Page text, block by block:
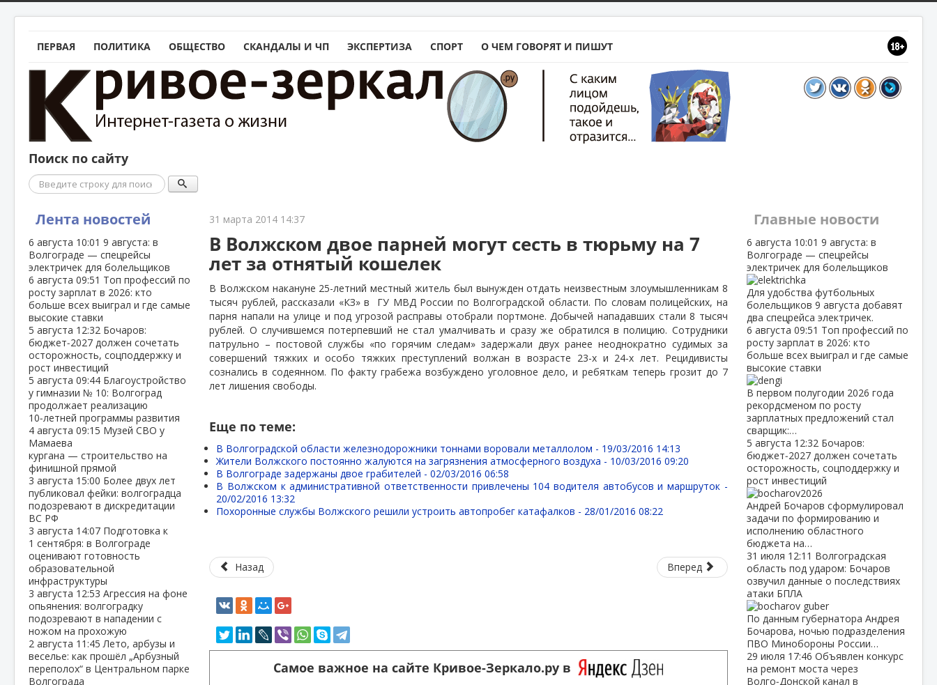
ПЕРВАЯ ПОЛИТИКА ОБЩЕСТВО СКАНДАЛЫ И ЧП ЭКСПЕРТИЗА СПОРТ О ЧЕМ ГОВОРЯТ И ПИШУТ
Поиск по сайту
Поиск
Лента новостей
6 августа 10:01 9 августа: в
Волгограде — спецрейсы
электричек для болельщиков
6 августа 09:51 Топ профессий по
росту зарплат в 2026: кто
больше всех выиграл и где самые
высокие ставки
5 августа 12:32 Бочаров:
бюджет‑2027 должен сочетать
осторожность, соцподдержку и
рост инвестиций
5 августа 09:44 Благоустройство
у гимназии № 10: Волгоград
продолжает реализацию
10‑летней программы развития
4 августа 09:15 Музей СВО у
Мамаева
кургана — строительство на
финишной прямой
3 августа 15:00 Более двух лет
публиковал фейки: волгоградца
подозревают в дискредитации
ВС РФ
3 августа 14:07 Подготовка к
1 сентября: в Волгограде
оценивают готовность
образовательной
инфраструктуры
3 августа 12:53 Агрессия на фоне
опьянения: волгоградку
подозревают в нападении с
ножом на прохожую
2 августа 11:45Лето, арбузы и
веселье: как прошёл „Арбузный
переполох“ в Центральном парке
Волгограда
31 марта 2014 14:37
В Волжском двое парней могут сесть в тюрьму на 7
лет за отнятый кошелек
В Волжском накануне 25-летний местный житель был вынужден отдать неизвестным злоумышленникам 8
тысяч рублей, рассказали «КЗ» в
ГУ МВД России по Волгоградской области. По словам полицейских, на
парня напали на улице и под угрозой расправы отобрали портмоне. Добычей нападавших стали 8 тысяч
рублей. О случившемся потерпевший не стал умалчивать и сразу же обратился в полицию. Сотрудники
патрульно – постовой службы «по горячим следам» задержали двух ранее неоднократно судимых за
совершений тяжких и особо тяжких преступлений волжан в возрасте 23-х и 24-х лет. Рецидивисты
сознались в содеянном. По факту грабежа возбуждено уголовное дело, и ребяткам теперь грозит до 7
лет лишения свободы.
Еще по теме:
В Волгоградской области железнодорожники тоннами воровали металлолом - 19/03/2016 14:13
Жители Волжского постоянно жалуются на загрязнения атмосферного воздуха - 10/03/2016 09:20
В Волгограде задержаны двое грабителей -02/03/2016 06:58
В Волжском к административной ответственности привлечены 104 водителя автобусов и маршруток -
20/02/2016 13:32
Похоронные службы Волжского решили устроить автопробег катафалков - 28/01/2016 08:22
Назад Вперед
Самое важное на сайте Кривое-Зеркало.ру в
Главные новости
6 августа 10:01 9 августа: в
Волгограде — спецрейсы
электричек для болельщиков
Для удобства футбольных
болельщиков 9 августа добавят
два спецрейса электричек.
6 августа 09:51 Топ профессий по
росту зарплат в 2026: кто
больше всех выиграл и где самые
высокие ставки
В первом полугодии 2026 года
рекордсменом по росту
зарплатных предложений стал
сварщик:…
5 августа 12:32 Бочаров:
бюджет‑2027 должен сочетать
осторожность, соцподдержку и
рост инвестиций
Андрей Бочаров сформулировал
задачи по формированию и
исполнению областного
бюджета на…
31 июля 12:11 Волгоградская
область под ударом: Бочаров
озвучил данные о последствиях
атаки БПЛА
По данным губернатора Андрея
Бочарова, ночью подразделения
ПВО Минобороны России…
29 июля 17:46 Объявлен конкурс
на ремонт моста через
Волго‑Донской канал в